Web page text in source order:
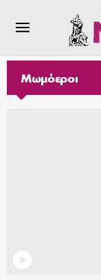
Μωμόεροι